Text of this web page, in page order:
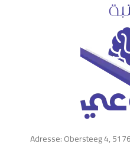
Adresse: Obersteeg 4,